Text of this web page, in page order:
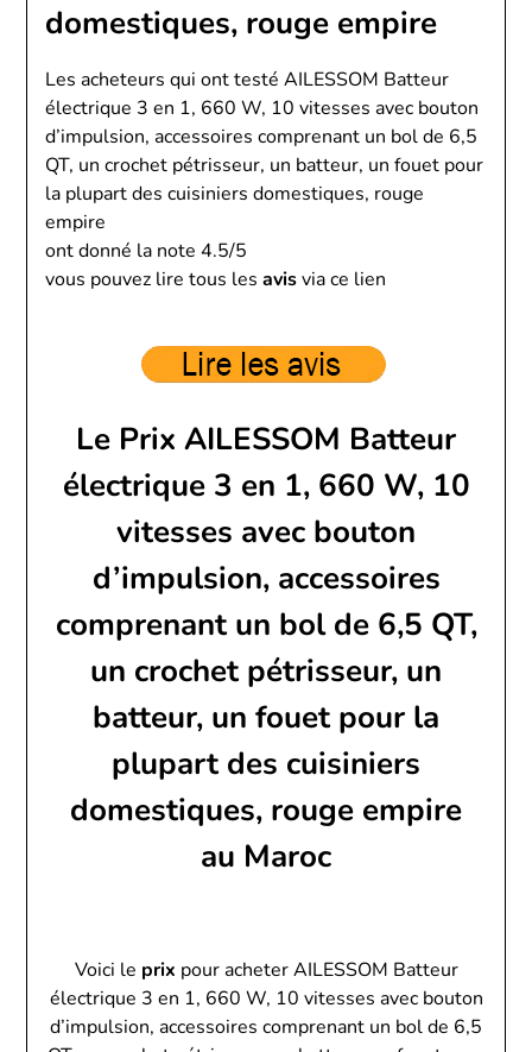
domestiques, rouge empire
Les acheteurs qui ont testé AILESSOM Batteur
électrique 3 en 1, 660 W, 10 vitesses avec bouton
d’impulsion, accessoires comprenant un bol de 6,5
QT, un crochet pétrisseur, un batteur, un fouet pour
la plupart des cuisiniers domestiques, rouge
empire
ont donné la note 4.5/5
vous pouvez lire tous lesavisvia ce lien
Le Prix AILESSOM Batteur
électrique 3 en 1, 660 W, 10
vitesses avec bouton
d’impulsion, accessoires
comprenant un bol de 6,5 QT,
un crochet pétrisseur, un
batteur, un fouet pour la
plupart des cuisiniers
domestiques, rouge empire
au Maroc
Voici le prix pour acheter AILESSOM Batteur
électrique 3 en 1, 660 W, 10 vitesses avec bouton
d’impulsion, accessoires comprenant un bol de 6,5